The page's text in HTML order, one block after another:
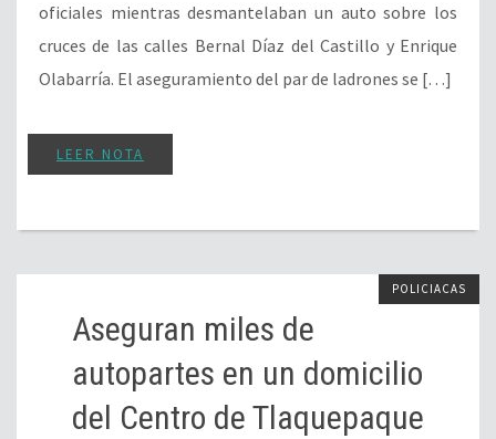
oficiales mientras desmantelaban un auto sobre los
cruces de las calles Bernal Díaz del Castillo y Enrique
Olabarría. El aseguramiento del par de ladrones se […]
LEER NOTA
POLICIACAS
Aseguran miles de
autopartes en un domicilio
del Centro de Tlaquepaque